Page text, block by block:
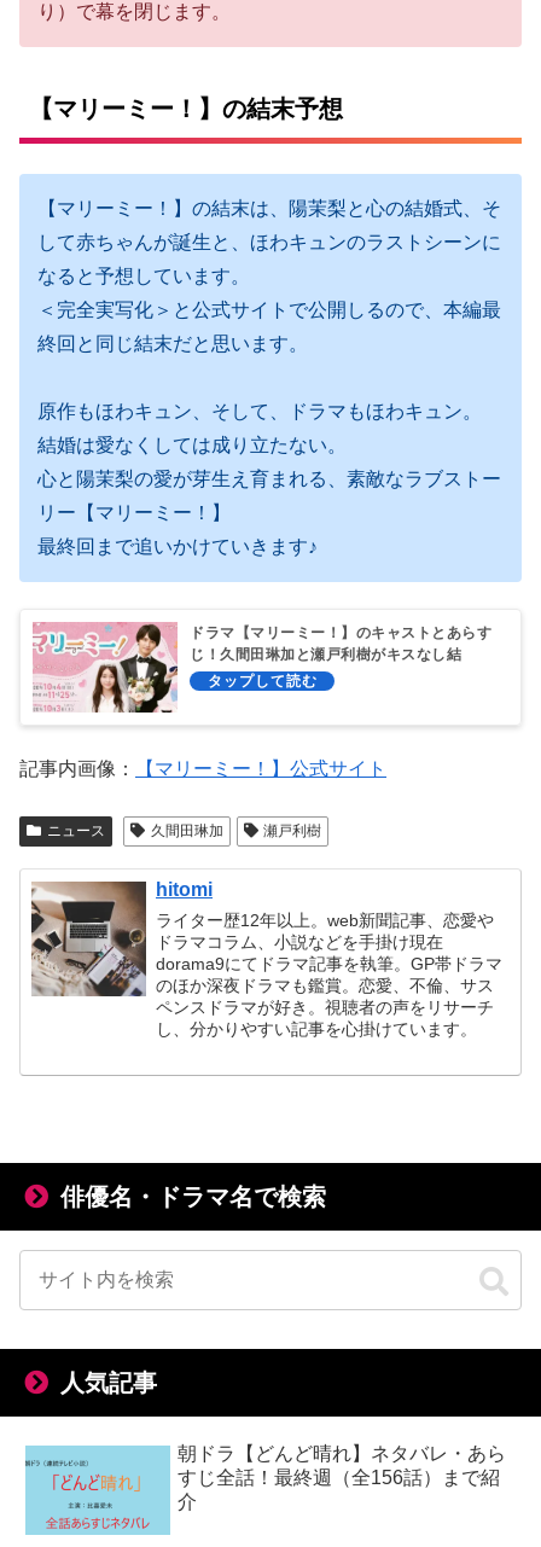
り）で幕を閉じます。
【マリーミー！】の結末予想
【マリーミー！】の結末は、陽茉梨と心の結婚式、そ
して赤ちゃんが誕生と、ほわキュンのラストシーンに
なると予想しています。
＜完全実写化＞と公式サイトで公開しるので、本編最
終回と同じ結末だと思います。
原作もほわキュン、そして、ドラマもほわキュン。
結婚は愛なくしては成り立たない。
心と陽茉梨の愛が芽生え育まれる、素敵なラブストー
リー【マリーミー！】
最終回まで追いかけていきます♪
ドラマ【マリーミー！】のキャストとあらす
じ！久間田琳加と瀬戸利樹がキスなし結
婚！？
記事内画像： 【マリーミー！】公式サイト
ニュース 久間田琳加 瀬戸利樹
hitomi
ライター歴12年以上。web新聞記事、恋愛や
ドラマコラム、小説などを手掛け現在
dorama9にてドラマ記事を執筆。GP帯ドラマ
のほか深夜ドラマも鑑賞。恋愛、不倫、サス
ペンスドラマが好き。視聴者の声をリサーチ
し、分かりやすい記事を心掛けています。
俳優名・ドラマ名で検索
人気記事
朝ドラ【どんど晴れ】ネタバレ・あら
すじ全話！最終週（全156話）まで紹
介